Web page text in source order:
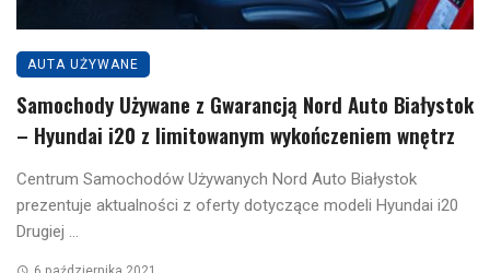
AUTA UŻYWANE
Samochody Używane z Gwarancją Nord Auto Białystok
– Hyundai i20 z limitowanym wykończeniem wnętrz
Centrum Samochodów Używanych Nord Auto Białystok
prezentuje aktualności z oferty dotyczące modeli Hyundai i20
Drugiej ...